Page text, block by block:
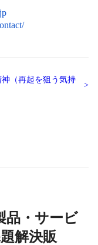
（再起を狙う気持
品・サービ
解決販